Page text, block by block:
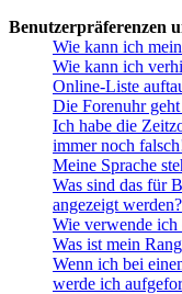
Benutzerpräferenzen
Wie kann ich
Wie kann ich
Online-Liste
Die Forenuhr
Ich habe die
immer noch
Meine Sprache
Was sind das für
angezeigt werden?
Wie verwende ich
Was ist mein
Wenn ich bei
werde ich